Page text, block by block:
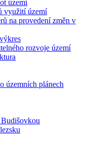
území
využití území
na provedení změn v
rozvoje území
územních plánech